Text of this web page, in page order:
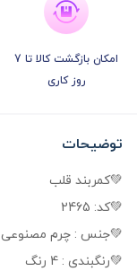
امکان بازگشت کالا تا 7
روز کاری
توضیحات
💚کمربند قلب
💚کد: 2465
💚جنس : چرم مصنوعی
💚رنگبندی : 4 رنگ